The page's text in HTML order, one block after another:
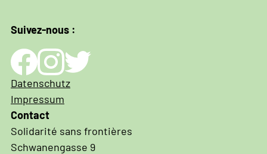
Suivez-nous :
Impressum
und
Datenschutz
Datenschutz
Impressum
Contact
Solidarité sans frontières
Schwanengasse 9